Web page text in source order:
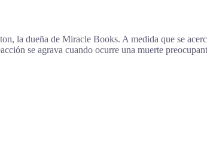
la dueña de Miracle Books. A medida que se
se agrava cuando ocurre una muerte